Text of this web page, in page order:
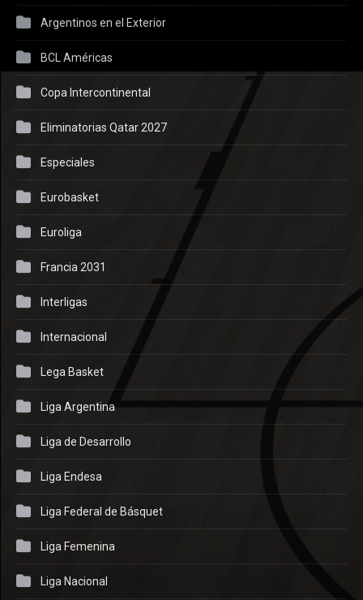
Argentinos en el Exterior
BCL Américas
Copa Intercontinental
Eliminatorias Qatar 2027
Especiales
Eurobasket
Euroliga
Francia 2031
Interligas
Internacional
Lega Basket
Liga Argentina
Liga de Desarrollo
Liga Endesa
Liga Federal de Básquet
Liga Femenina
Liga Nacional